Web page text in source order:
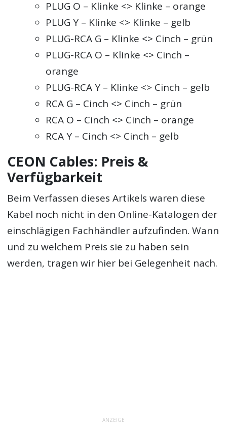
PLUG O – Klinke <> Klinke – orange
PLUG Y – Klinke <> Klinke – gelb
PLUG-RCA G – Klinke <> Cinch – grün
PLUG-RCA O – Klinke <> Cinch –
orange
PLUG-RCA Y – Klinke <> Cinch – gelb
RCA G – Cinch <> Cinch – grün
RCA O – Cinch <> Cinch – orange
RCA Y – Cinch <> Cinch – gelb
CEON Cables: Preis &
Verfügbarkeit
Beim Verfassen dieses Artikels waren diese
Kabel noch nicht in den Online-Katalogen der
einschlägigen Fachhändler aufzufinden. Wann
und zu welchem Preis sie zu haben sein
werden, tragen wir hier bei Gelegenheit nach.
ANZEIGE